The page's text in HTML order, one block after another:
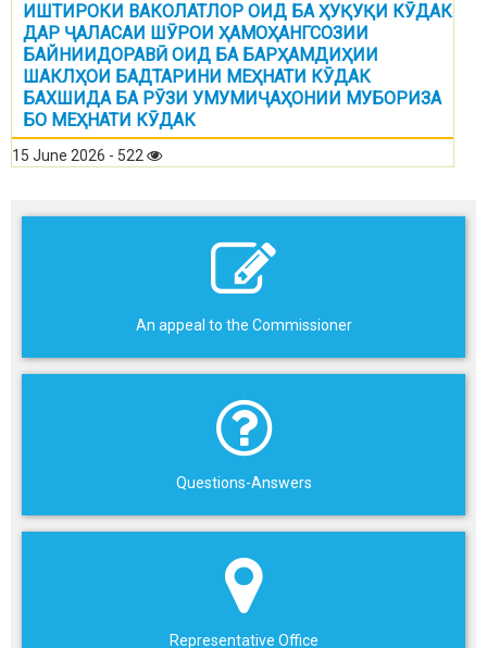
ИШТИРОКИ ВАКОЛАТЛОР ОИД БА ҲУҚУҚИ КӮДАК
ДАР ҶАЛАСАИ ШӮРОИ ҲАМОҲАНГСОЗИИ
БАЙНИИДОРАВӢ ОИД БА БАРҲАМДИҲИИ
ШАКЛҲОИ БАДТАРИНИ МЕҲНАТИ КӮДАК
БАХШИДА БА РӮЗИ УМУМИҶАҲОНИИ МУБОРИЗА
БО МЕҲНАТИ КӮДАК
15 June 2026 - 522
An appeal to the Commissioner
Questions-Answers
Representative Office